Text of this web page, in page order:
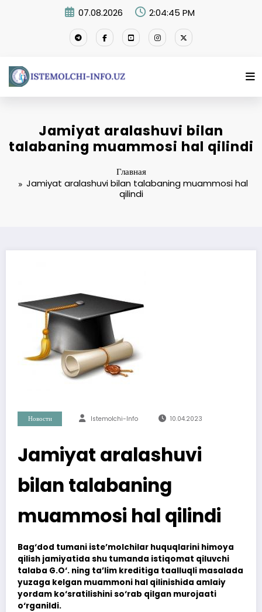
07.08.2026 2:04:45 PM
Jamiyat aralashuvi bilan
talabaning muammosi hal qilindi
Главная
Jamiyat aralashuvi bilan talabaning muammosi hal
qilindi
Новости Istemolchi-Info 10.04.2023
Jamiyat aralashuvi
bilan talabaning
muammosi hal qilindi
Bag‘dod tumani iste’molchilar huquqlarini himoya
qilish jamiyatida shu tumanda istiqomat qiluvchi
talaba G.O‘. ning ta’lim kreditiga taalluqli masalada
yuzaga kelgan muammoni hal qilinishida amlaiy
yordam ko‘sratilishini so‘rab qilgan murojaati
o‘rganildi.